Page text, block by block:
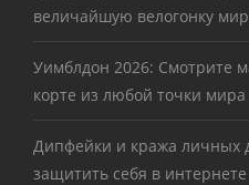
величайшую велогонку
Уимблдон 2026: Смотрите
корте из любой точки мира
Дипфейки и кража личных
защитить себя в интернете